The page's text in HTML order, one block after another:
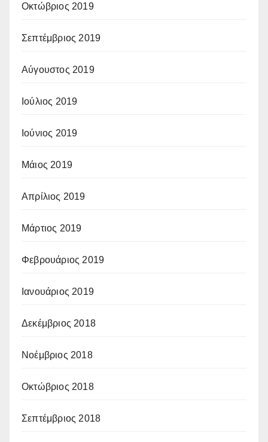
Οκτώβριος 2019
Σεπτέμβριος 2019
Αύγουστος 2019
Ιούλιος 2019
Ιούνιος 2019
Μάιος 2019
Απρίλιος 2019
Μάρτιος 2019
Φεβρουάριος 2019
Ιανουάριος 2019
Δεκέμβριος 2018
Νοέμβριος 2018
Οκτώβριος 2018
Σεπτέμβριος 2018